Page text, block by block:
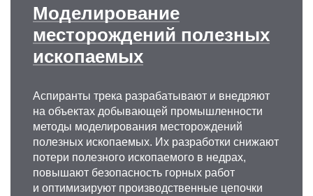
Моделирование
месторождений полезных
ископаемых
Аспиранты трека разрабатывают и внедряют
на объектах добывающей промышленности
методы моделирования месторождений
полезных ископаемых. Их разработки снижают
потери полезного ископаемого в недрах,
повышают безопасность горных работ
и оптимизируют производственные цепочки